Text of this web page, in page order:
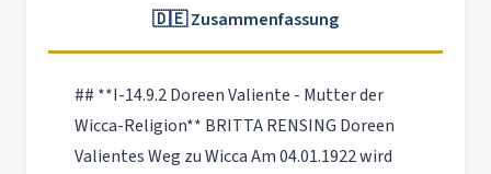
🇩🇪 Zusammenfassung
## **I-14.9.2 Doreen Valiente - Mutter der
Wicca-Religion** BRITTA RENSING Doreen
Valientes Weg zu Wicca Am 04.01.1922 wird